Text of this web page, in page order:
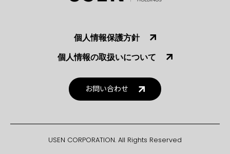
個人情報保護方針
個人情報の取扱いについて
お問い合わせ
USEN CORPORATION. All Rights Reserved